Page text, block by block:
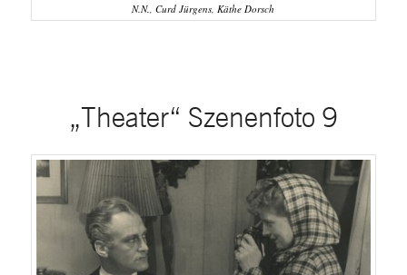
N.N., Curd Jürgens, Käthe Dorsch
„Theater“ Szenenfoto 9